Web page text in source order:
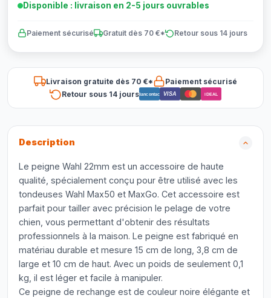
Disponible : livraison en 2-5 jours ouvrables
Paiement sécurisé Gratuit dès 70 €* Retour sous 14 jours
Livraison gratuite dès 70 €*
Paiement sécurisé
Retour sous 14 joursBancontact VISA iDEAL
Description
Le peigne Wahl 22mm est un accessoire de haute
qualité, spécialement conçu pour être utilisé avec les
tondeuses Wahl Max50 et MaxGo. Cet accessoire est
parfait pour tailler avec précision le pelage de votre
chien, vous permettant d'obtenir des résultats
professionnels à la maison. Le peigne est fabriqué en
matériau durable et mesure 15 cm de long, 3,8 cm de
large et 10 cm de haut. Avec un poids de seulement 0,1
kg, il est léger et facile à manipuler.
Ce peigne de rechange est de couleur noire élégante et